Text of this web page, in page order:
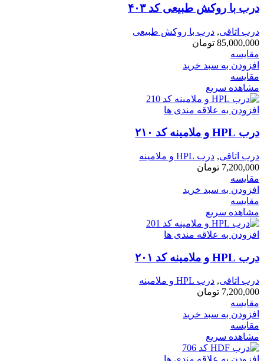
درب با روکش طبیعی کد ۴۰۳
درب اتاقی, درب با روکش طبیعی
85,000,000 تومان
مقایسه
افزودن به سبد خرید
مقایسه
مشاهده سریع
افزودن به علاقه مندی ها
درب HPL و ملامینه کد ۲۱۰
درب اتاقی, درب HPL و ملامینه
7,200,000 تومان
مقایسه
افزودن به سبد خرید
مقایسه
مشاهده سریع
افزودن به علاقه مندی ها
درب HPL و ملامینه کد ۲۰۱
درب اتاقی, درب HPL و ملامینه
7,200,000 تومان
مقایسه
افزودن به سبد خرید
مقایسه
مشاهده سریع